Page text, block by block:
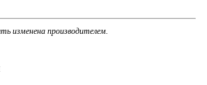
изменена производителем.